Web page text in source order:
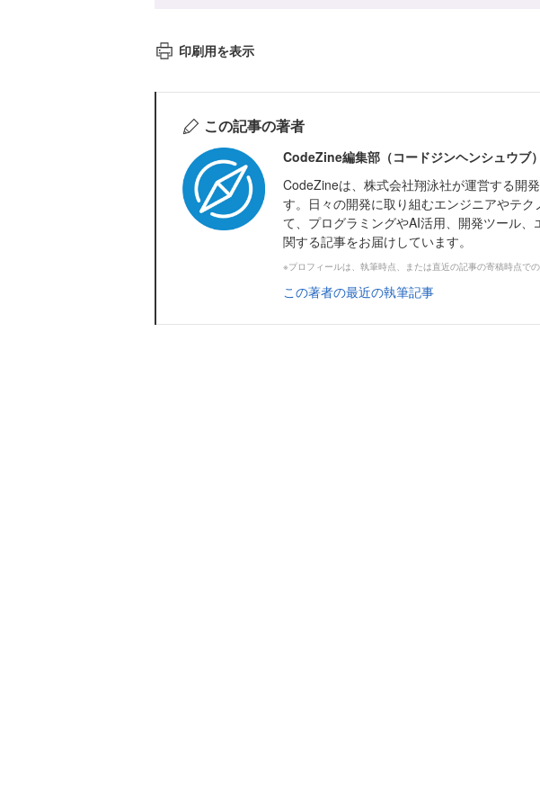
印刷用を表示
この記事の著者
CodeZine編集部（コードジンヘンシュウブ）
CodeZineは、株式会社翔泳社が運営する開
す。日々の開発に取り組むエンジニアやテ
て、プログラミングやAI活用、開発ツール
関する記事をお届けしています。
※プロフィールは、執筆時点、または直近の記事の寄稿時点で
この著者の最近の執筆記事